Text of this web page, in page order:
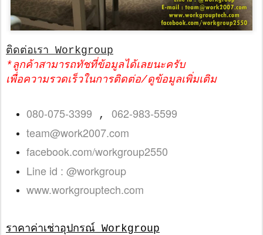
ติดต่อเรา Workgroup
*ลูกค้าสามารถทัชที่ข้อมูลได้เลยนะครับ
เพื่อความรวดเร็วในการติดต่อ/ดูข้อมูลเพิ่มเติม
080-075-3399 , 062-983-5599
team@work2007.com
facebook.com/workgroup2550
Line id : @workgroup
www.workgrouptech.com
ราคาค่าเช่าอุปกรณ์ Workgroup